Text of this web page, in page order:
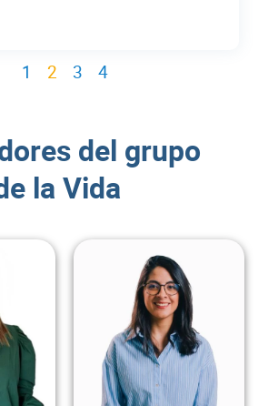
1 2 3 4
del grupo
la Vida